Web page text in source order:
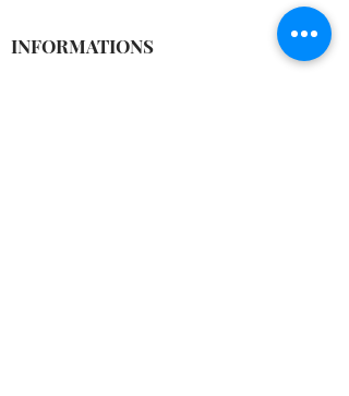
INFORMATIONS